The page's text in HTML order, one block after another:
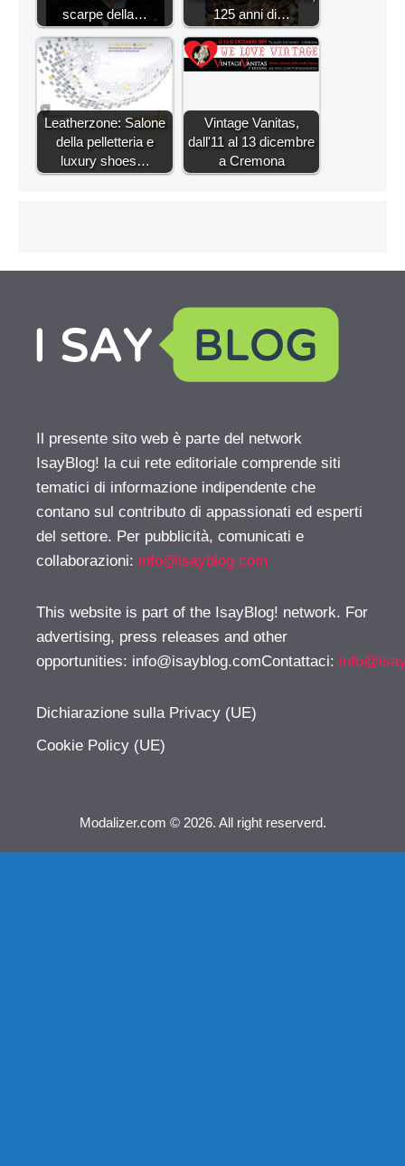
scarpe della…
125 anni di…
Leatherzone: Salone
della pelletteria e
luxury shoes…
Vintage Vanitas,
dall'11 al 13 dicembre
a Cremona
Il presente sito web è parte del network
IsayBlog! la cui rete editoriale comprende siti
tematici di informazione indipendente che
contano sul contributo di appassionati ed esperti
del settore. Per pubblicità, comunicati e
collaborazioni: info@isayblog.com
This website is part of the IsayBlog! network. For
advertising, press releases and other
opportunities: info@isayblog.comContattaci:
Dichiarazione sulla Privacy (UE)
Cookie Policy (UE)
Modalizer.com © 2026. All right reserverd.